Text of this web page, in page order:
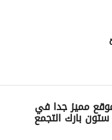
مميز جدا في
بارك التجمع